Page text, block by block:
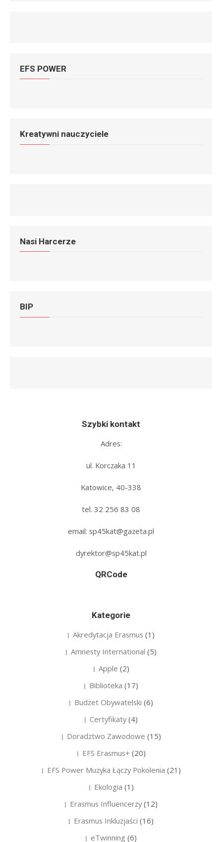
EFS POWER
Kreatywni nauczyciele
Nasi Harcerze
BIP
Szybki kontakt
Adres:
ul. Korczaka 11
Katowice, 40-338
tel. 32 256 83 08‬
email: sp45kat@gazeta.pl
dyrektor@sp45kat.pl
QRCode
Kategorie
Akredytacja Erasmus (1)
Amnesty International (5)
Apple (2)
Biblioteka (17)
Budżet Obywatelski (6)
Certyfikaty(4)
Doradztwo Zawodowe (15)
EFS Erasmus+ (20)
EFS Power Muzyka Łączy Pokolenia (21)
Ekologia (1)
Erasmus Influencerzy(12)
Erasmus Inkluzjaści (16)
eTwinning (6)